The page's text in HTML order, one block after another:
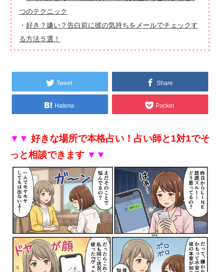
つのテクニック
・ 好き？嫌い？告白前に彼の気持ちをメールでチェックす
る方法５選！
Tweet Share
Hatena Pocket
▼▼ 好きな場所で本格占い！占い師と1対1でそ
っと相談できます ▼▼